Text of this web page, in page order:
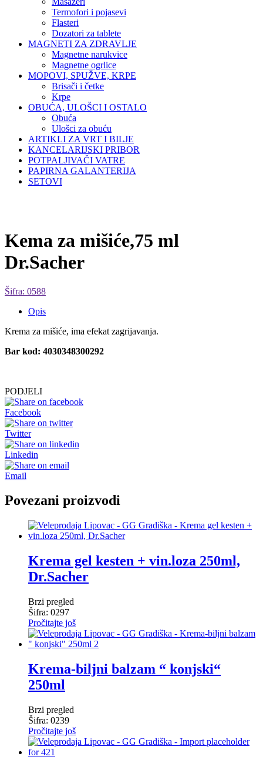
Termofori i pojasevi
Flasteri
Dozatori za tablete
MAGNETI ZA ZDRAVLJE
Magnetne narukvice
Magnetne ogrlice
MOPOVI, SPUŽVE, KRPE
Brisači i četke
Krpe
OBUĆA, ULOŠCI I OSTALO
Obuća
Ulošci za obuću
ARTIKLI ZA VRT I BILJE
KANCELARIJSKI PRIBOR
POTPALJIVAČI VATRE
PAPIRNA GALANTERIJA
SETOVI
Kema za mišiće,75 ml
Dr.Sacher
Šifra: 0588
Opis
Krema za mišiće, ima efekat zagrijavanja.
Bar kod: 4030348300292
PODJELI
Facebook
Twitter
Linkedin
Email
Povezani proizvodi
Krema gel kesten + vin.loza 250ml,
Dr.Sacher
Brzi pregled
Šifra: 0297
Pročitajte još
Krema-biljni balzam “ konjski“
250ml
Brzi pregled
Šifra: 0239
Pročitajte još